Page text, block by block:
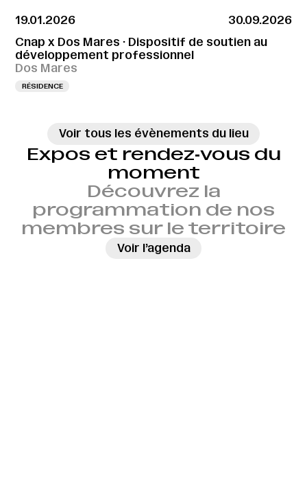
19.01.2026
30.09.2026
Cnap x Dos Mares · Dispositif de soutien au
développement professionnel
Dos Mares
RÉSIDENCE
Voir tous les évènements du lieu
Expos et rendez‑vous du
moment
Découvrez la
programmation de nos
membres sur le territoire
Voir l’agenda